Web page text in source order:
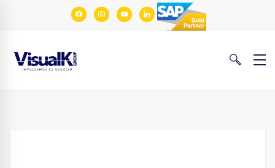
facebookinstagram
youtubelinkedin